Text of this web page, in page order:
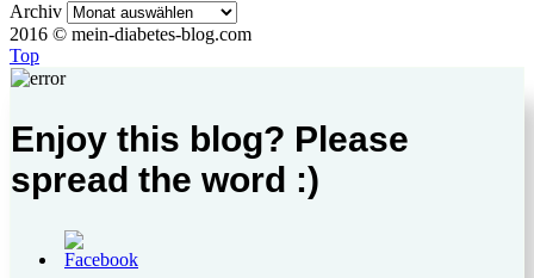
Archiv
2016 © mein-diabetes-blog.com
Top
Enjoy this blog? Please
spread the word :)